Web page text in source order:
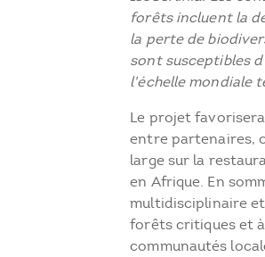
forêts incluent la
la perte de
sont susceptibles
l'échelle mondiale
Le projet
entre partenaires,
large sur la
en Afrique. En
multidisciplinaire
forêts critiques et
communautés